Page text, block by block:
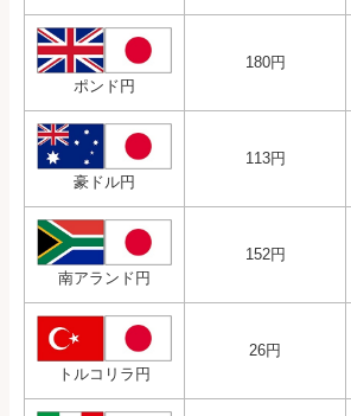
ポンド円
180円
豪ドル円
113円
南アランド円
152円
トルコリラ円
26円